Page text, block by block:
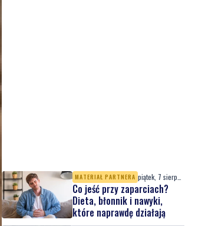
MATERIAŁ PARTNERA
Co jeść przy zaparciach?
Dieta, błonnik i nawyki,
które naprawdę działają